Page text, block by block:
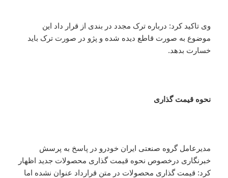
وی تاکید کرد:‌ درباره ترک مجدد در بندی از قرار داد این
موضوع به صورت قاطع دیده شده و پژو در صورت ترک باید
خسارت بدهد.
نحوه قیمت گذاری
مدیرعامل گروه صنعتی ایران خودرو در پاسخ به پرسش
خبرنگاری درخصوص نحوه قیمت گذاری محصولات جدید اظهار
کرد: قیمت گذاری محصولات در متن قرارداد عنوان نشده اما